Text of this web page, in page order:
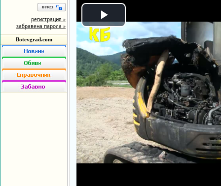
регистрация »
забравена парола »
Botevgrad.com
Play
Video